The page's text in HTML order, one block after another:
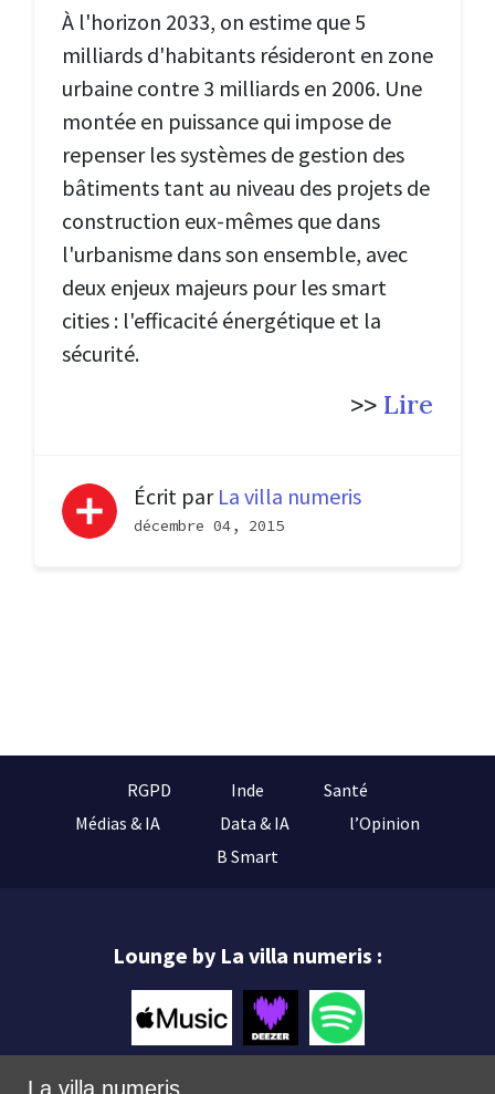
À l'horizon 2033, on estime que 5
milliards d'habitants résideront en zone
urbaine contre 3 milliards en 2006. Une
montée en puissance qui impose de
repenser les systèmes de gestion des
bâtiments tant au niveau des projets de
construction eux-mêmes que dans
l'urbanisme dans son ensemble, avec
deux enjeux majeurs pour les smart
cities : l'efficacité énergétique et la
sécurité.
>> Lire
Écrit par La villa numeris
décembre 04, 2015
RGPD Inde
Santé
Médias & IA
Data & IA
l’Opinion
B Smart
Lounge by La villa numeris :
La villa numeris